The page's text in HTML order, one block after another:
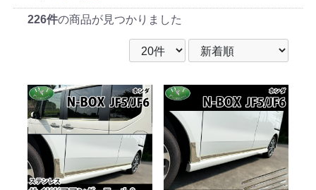
226件の商品が見つかりました